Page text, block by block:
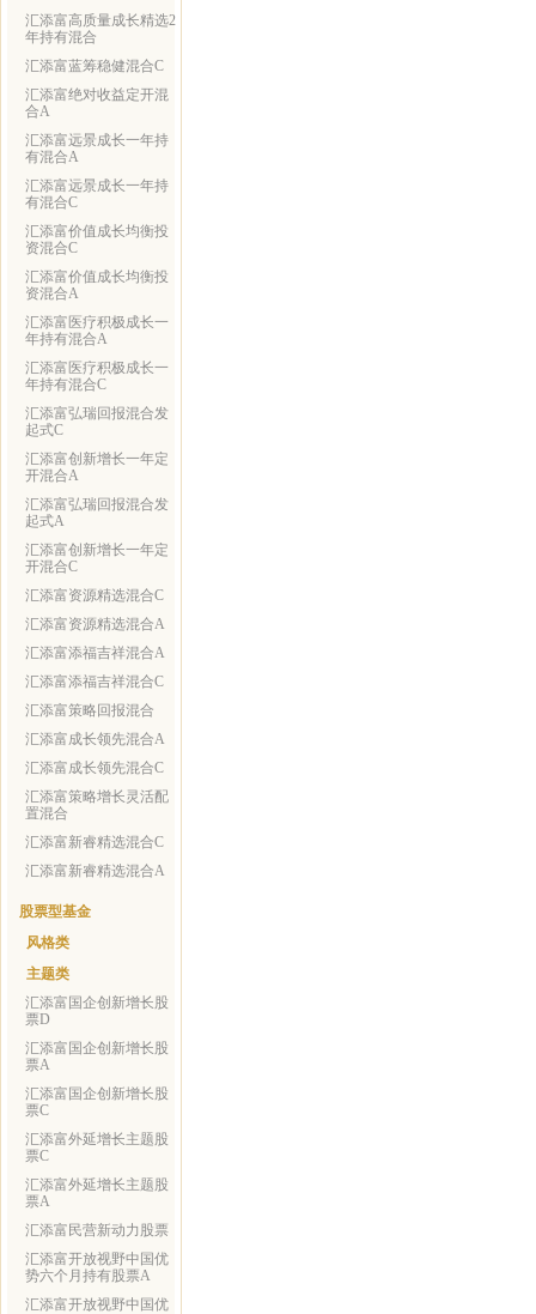
汇添富高质量成长精选2
年持有混合
汇添富蓝筹稳健混合C
汇添富绝对收益定开混
合A
汇添富远景成长一年持
有混合A
汇添富远景成长一年持
有混合C
汇添富价值成长均衡投
资混合C
汇添富价值成长均衡投
资混合A
汇添富医疗积极成长一
年持有混合A
汇添富医疗积极成长一
年持有混合C
汇添富弘瑞回报混合发
起式C
汇添富创新增长一年定
开混合A
汇添富弘瑞回报混合发
起式A
汇添富创新增长一年定
开混合C
汇添富资源精选混合C
汇添富资源精选混合A
汇添富添福吉祥混合A
汇添富添福吉祥混合C
汇添富策略回报混合
汇添富成长领先混合A
汇添富成长领先混合C
汇添富策略增长灵活配
置混合
汇添富新睿精选混合C
汇添富新睿精选混合A
股票型基金
风格类
主题类
汇添富国企创新增长股
票D
汇添富国企创新增长股
票A
汇添富国企创新增长股
票C
汇添富外延增长主题股
票C
汇添富外延增长主题股
票A
汇添富民营新动力股票
汇添富开放视野中国优
势六个月持有股票A
汇添富开放视野中国优